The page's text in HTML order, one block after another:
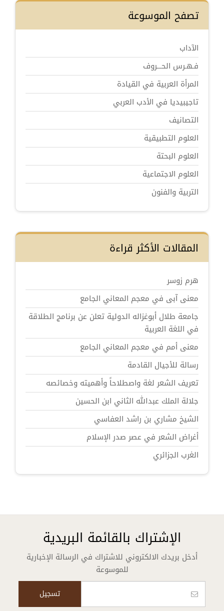
تصفح الموسوعة
الآداب
فـهـرس الحـــروف
المرأة العربية في القيادة
تاجيبيديا في الأدب العربي
التصانيف
العلوم التطبيقية
العلوم البحتة
العلوم الاجتماعية
التربية والفنون
المقالات الأكثر قراءة
هرم زوسر
معنى آبى في معجم المعاني الجامع
جامعة طلال أبوغزاله الدولية تعلن عن برنامج الطلاقة
في اللغة العربية
معنى أمم في معجم المعاني الجامع
رسالة للأجيال القادمة
تعريف الشعر لغة واصطلاحاً وأهميته وخصائصه
جلالة الملك عبدالله الثاني ابن الحسين
الشيخ مشاري بن راشد العفاسي
أغراض الشعر في عصر صدر الإسلام
الغرب الجزائري
الإشتراك بالقائمة البريدية
أدخل بريدك الالكتروني للاشتراك في الرسالة الإخبارية
للموسوعة